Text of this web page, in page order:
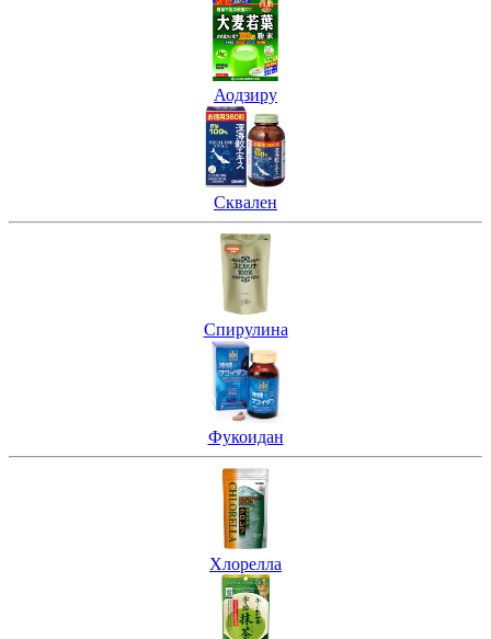
Аодзиру
Сквален
Спирулина
Фукоидан
Хлорелла